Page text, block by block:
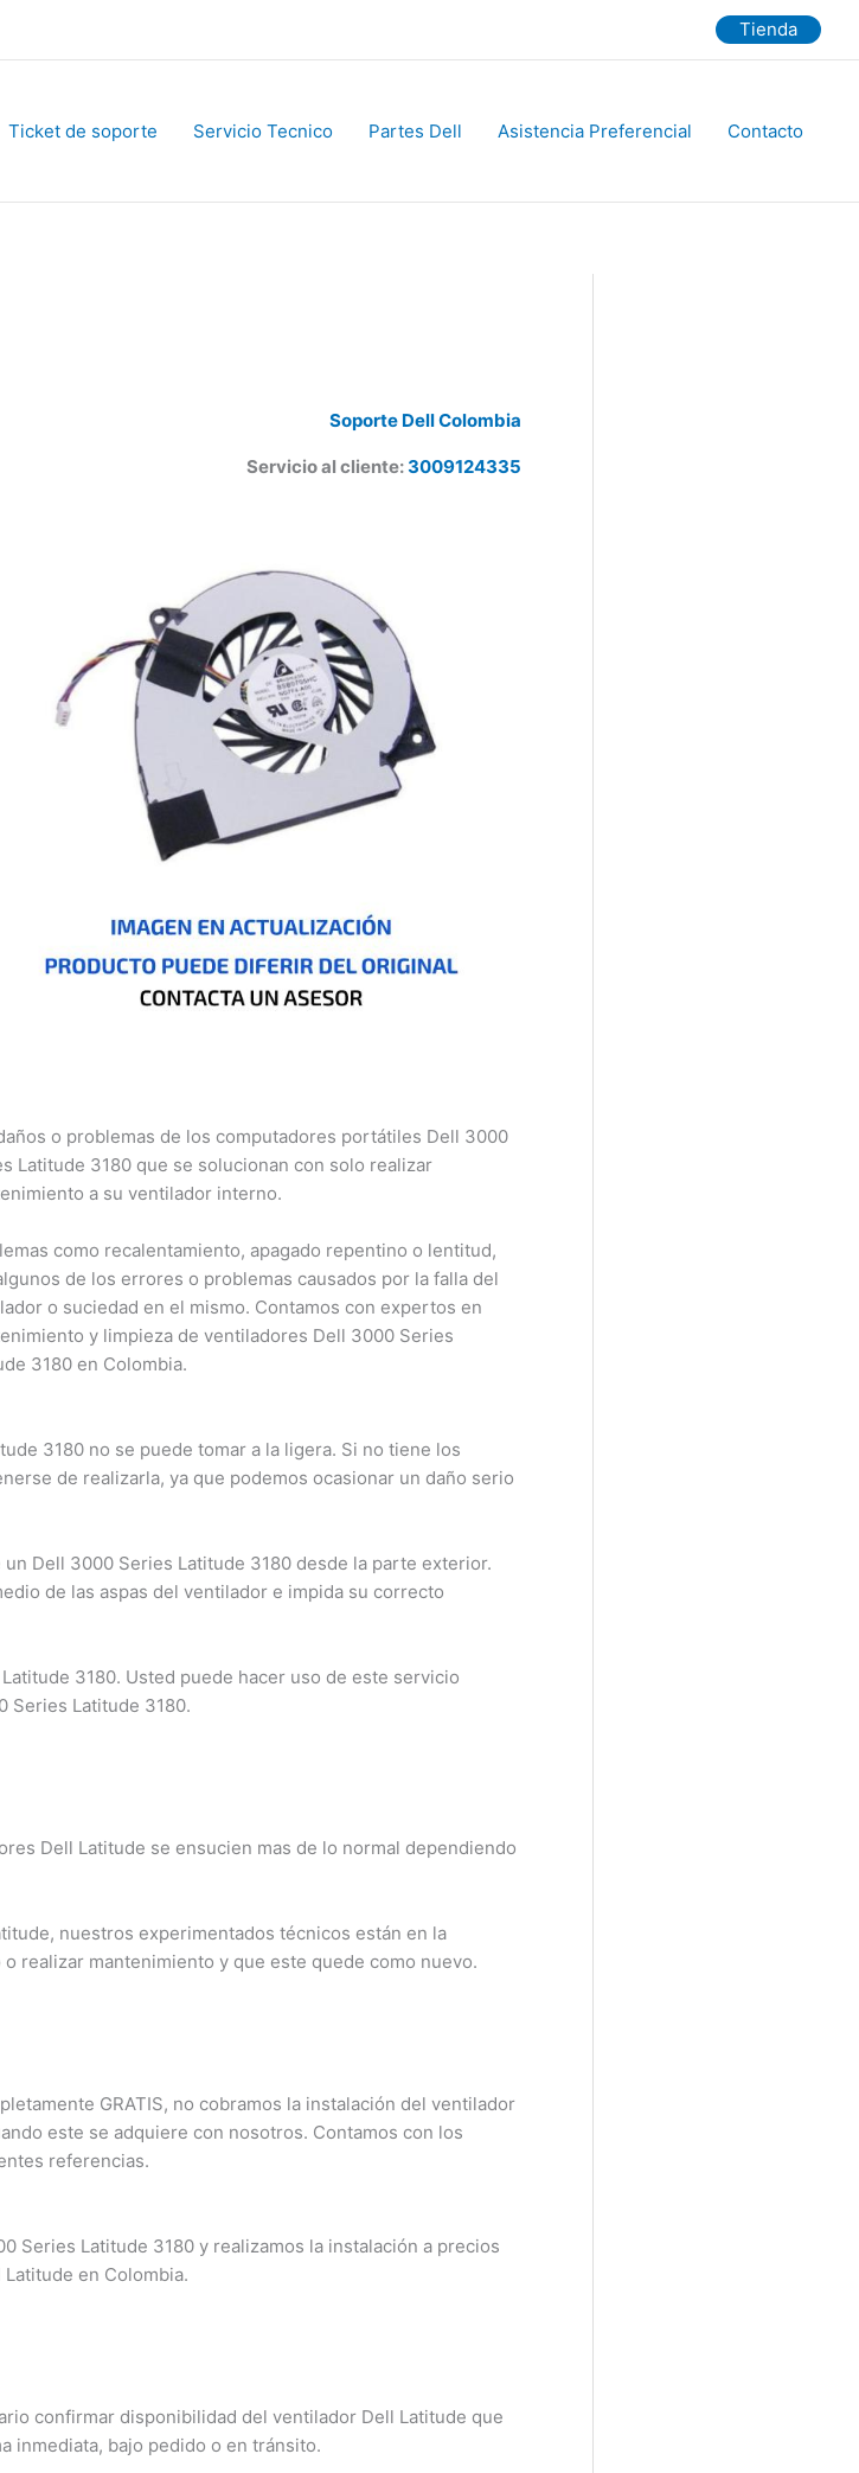
Tienda
Ticket de soporte Servicio Tecnico Partes Dell Asistencia Preferencial Contacto
Soporte Dell Colombia
Servicio al cliente:3009124335
o problemas de los computadores portátiles Dell 3000
Latitude 3180 que se solucionan con solo realizar
a su ventilador interno.
como recalentamiento, apagado repentino o lentitud,
de los errores o problemas causados por la falla del
o suciedad en el mismo. Contamos con expertos en
y limpieza de ventiladores Dell 3000 Series
3180 en Colombia.
3180 no se puede tomar a la ligera. Si no tiene los
de realizarla, ya que podemos ocasionar un daño serio
Dell 3000 Series Latitude 3180 desde la parte exterior.
de las aspas del ventilador e impida su correcto
3180. Usted puede hacer uso de este servicio
Latitude 3180.
Dell Latitude se ensucien mas de lo normal dependiendo
nuestros experimentados técnicos están en la
realizar mantenimiento y que este quede como nuevo.
GRATIS, no cobramos la instalación del ventilador
este se adquiere con nosotros. Contamos con los
referencias.
Latitude 3180 y realizamos la instalación a precios
en Colombia.
confirmar disponibilidad del ventilador Dell Latitude que
bajo pedido o en tránsito.
un experto?